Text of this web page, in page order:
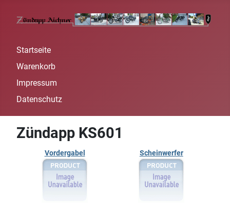
Startseite
Warenkorb
Impressum
Datenschutz
Zündapp KS601
Vordergabel Scheinwerfer